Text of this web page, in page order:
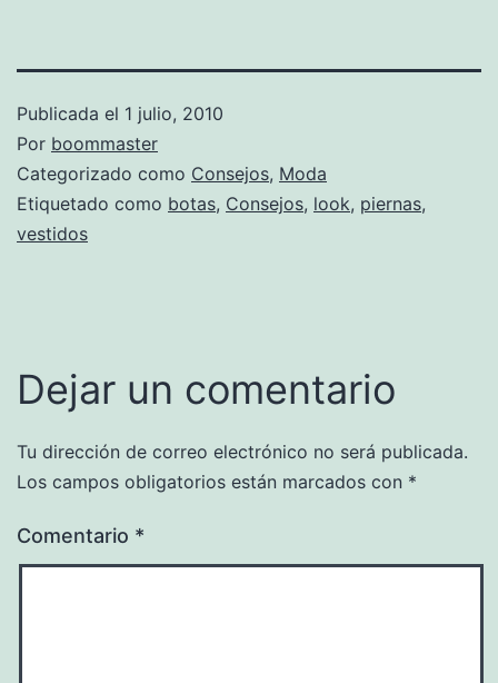
Publicada el 1 julio, 2010
Por boommaster
Categorizado como Consejos, Moda
Etiquetado como botas, Consejos, look, piernas,
vestidos
Dejar un comentario
Tu dirección de correo electrónico no será publicada.
Los campos obligatorios están marcados con *
Comentario *